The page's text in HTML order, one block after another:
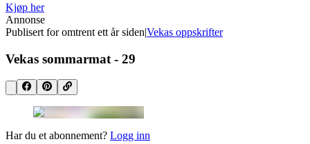
Kjøp her
Annonse
Publisert for omtrent ett år siden|Vekas oppskrifter
Vekas sommarmat - 29
Har du et abonnement? Logg inn